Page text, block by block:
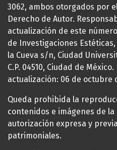
3062, ambos otorgados por
Derecho de Autor.
actualización de este
de Investigaciones
la Cueva s/n, Ciudad
C.P. 04510, Ciudad de
actualización: 06 de octubre
Queda prohibida la
contenidos e imágenes de
autorización expresa y
patrimoniales.